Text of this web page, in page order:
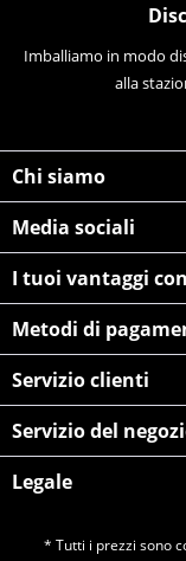
Imballiamo in modo
alla
Chi siamo
Media sociali
I tuoi vantaggi
Metodi di
Servizio clienti
Servizio del
Legale
* Tutti i prezzi sono